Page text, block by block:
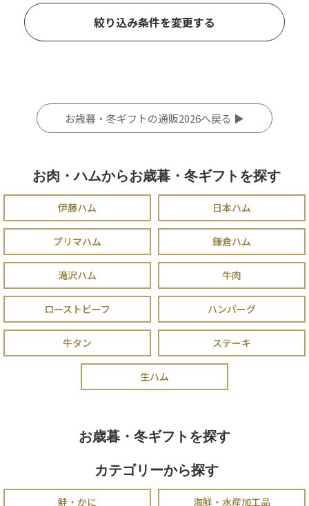
絞り込み条件を変更する
お歳暮・冬ギフトの通販2026へ戻る ▶
お肉・ハムからお歳暮・冬ギフトを探す
伊藤ハム 日本ハム
プリマハム 鎌倉ハム
滝沢ハム 牛肉
ローストビーフ ハンバーグ
牛タン ステーキ
生ハム
お歳暮・冬ギフトを探す
カテゴリーから探す
鮭・かに 海鮮・水産加工品